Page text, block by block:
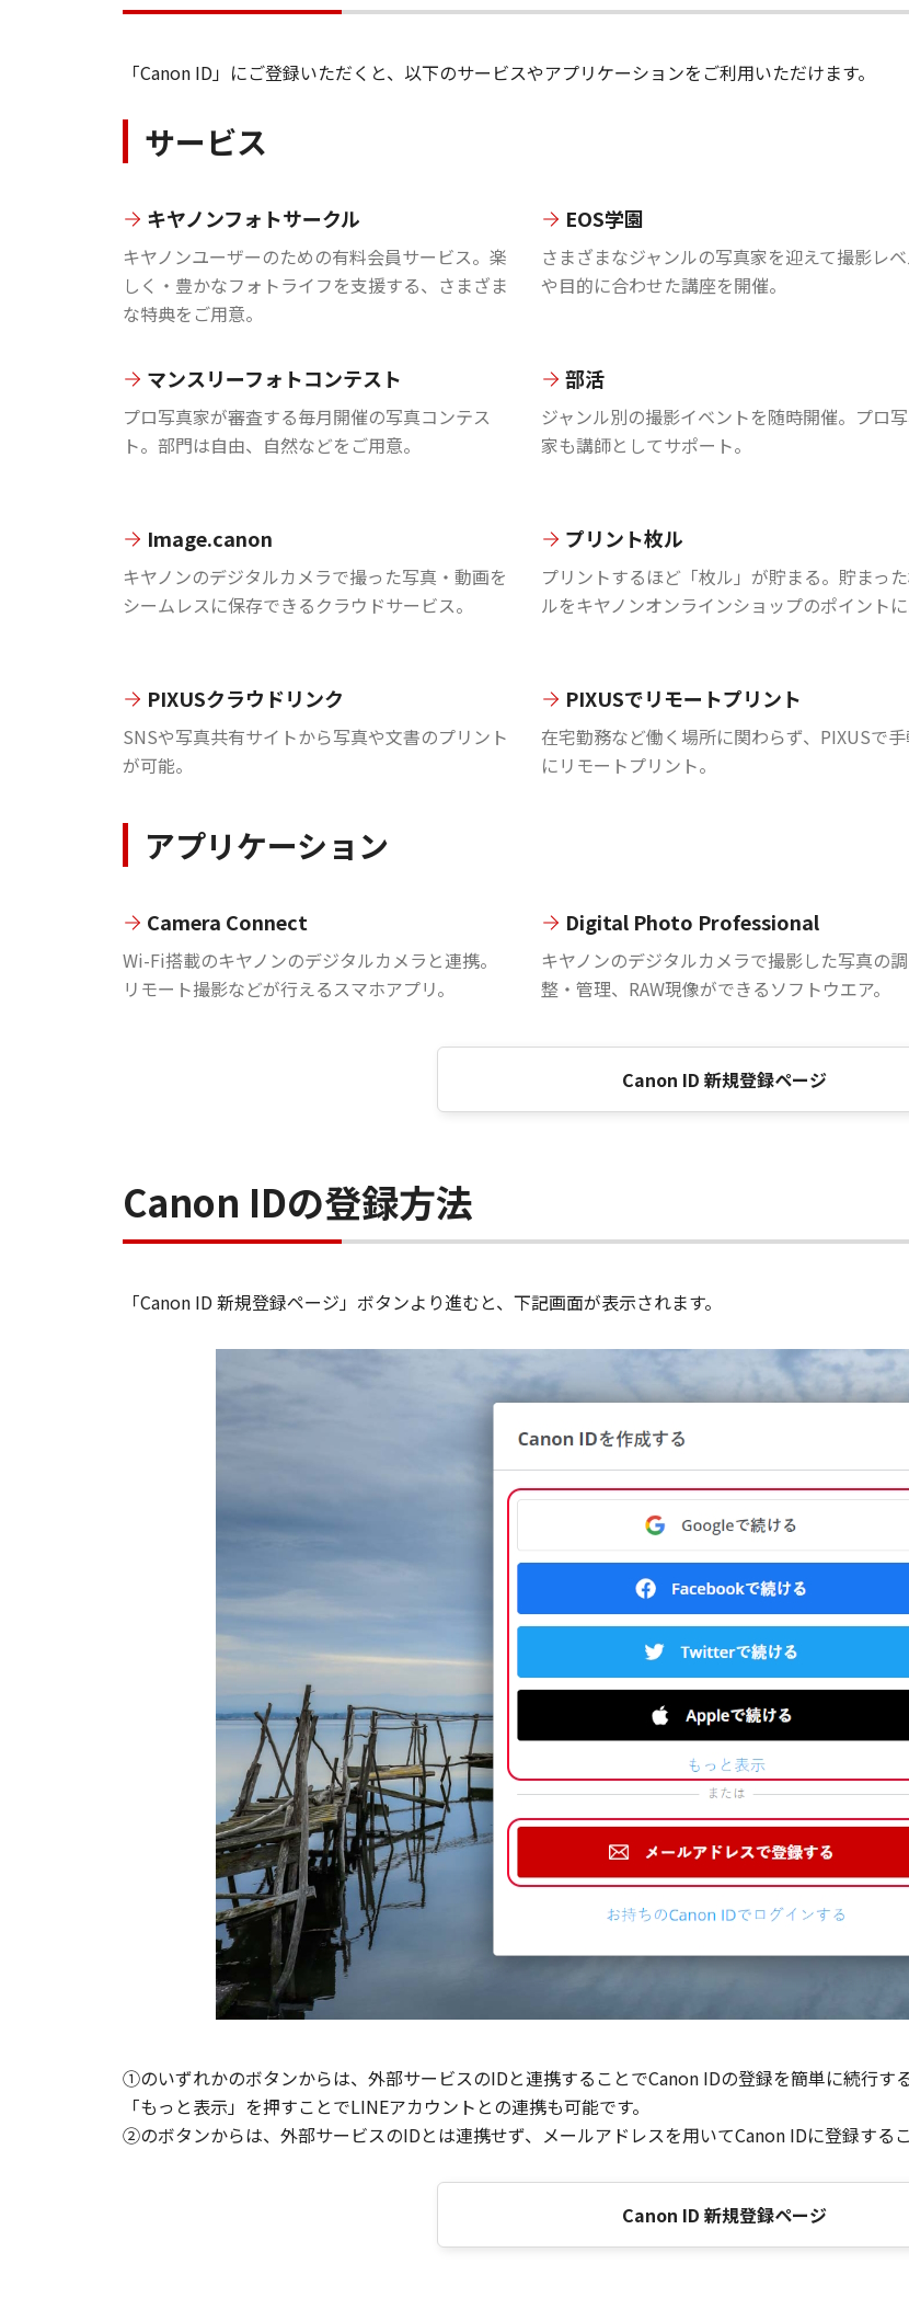
「Canon ID」にご登録いただくと、以下のサービスやアプリケーションをご利用いただけます。
サービス
キヤノンフォトサークル
キヤノンユーザーのための有料会員サービス。楽
しく・豊かなフォトライフを支援する、さまざま
な特典をご用意。
EOS学園
さまざまなジャンルの写真家を迎えて撮影レ
や目的に合わせた講座を開催。
マンスリーフォトコンテスト
プロ写真家が審査する毎月開催の写真コンテス
ト。部門は自由、自然などをご用意。
部活
ジャンル別の撮影イベントを随時開催。プロ
家も講師としてサポート。
Image.canon
キヤノンのデジタルカメラで撮った写真・動画を
シームレスに保存できるクラウドサービス。
プリント枚ル
プリントするほど「枚ル」が貯まる。貯まっ
ルをキヤノンオンラインショップのポイントに
PIXUSクラウドリンク
SNSや写真共有サイトから写真や文書のプリント
が可能。
PIXUSでリモートプリント
在宅勤務など働く場所に関わらず、PIXUSで
にリモートプリント。
アプリケーション
Camera Connect
Wi-Fi搭載のキヤノンのデジタルカメラと連携。
リモート撮影などが行えるスマホアプリ。
Digital Photo Professional
キヤノンのデジタルカメラで撮影した写真の調
整・管理、RAW現像ができるソフトウエア。
Canon ID 新規登録ページ
Canon IDの登録方法
「Canon ID 新規登録ページ」ボタンより進むと、下記画面が表示されます。
①のいずれかのボタンからは、外部サービスのIDと連携することでCanon IDの登録を簡単に続行する
「もっと表示」を押すことでLINEアカウントとの連携も可能です。
②のボタンからは、外部サービスのIDとは連携せず、メールアドレスを用いてCanon IDに登録するこ
Canon ID 新規登録ページ